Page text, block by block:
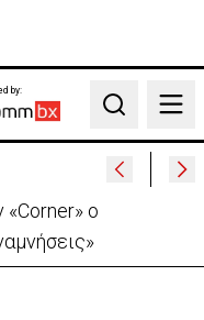
by:
Search
o